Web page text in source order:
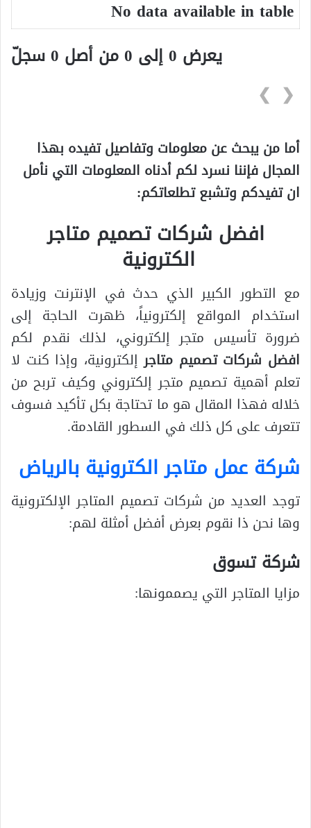
No data available in table
يعرض 0 إلى 0 من أصل 0 سجلّ
❮
❯
أما من يبحث عن معلومات وتفاصيل تفيده بهذا
المجال فإننا نسرد لكم أدناه المعلومات التي نأمل
ان تفيدكم وتشبع تطلعاتكم:
افضل شركات تصميم متاجر
الكترونية
مع التطور الكبير الذي حدث في الإنترنت وزيادة
استخدام المواقع إلكترونياً، ظهرت الحاجة إلى
ضرورة تأسيس متجر إلكتروني، لذلك نقدم لكم
افضل شركات تصميم متاجر إلكترونية، وإذا كنت لا
تعلم أهمية تصميم متجر إلكتروني وكيف تربح من
خلاله فهذا المقال هو ما تحتاجة بكل تأكيد فسوف
تتعرف على كل ذلك في السطور القادمة.
شركة عمل متاجر الكترونية بالرياض
توجد العديد من شركات تصميم المتاجر الإلكترونية
وها نحن ذا نقوم بعرض أفضل أمثلة لهم:
شركة تسوق
مزايا المتاجر التي يصممونها: